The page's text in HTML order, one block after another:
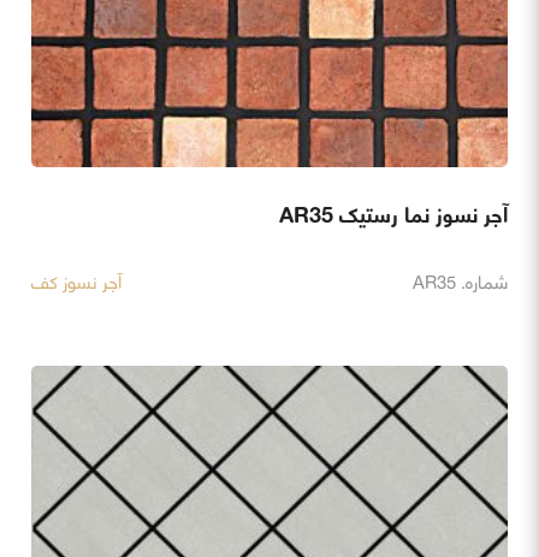
آجر نسوز نما رستیک AR35
شماره. AR35 آجر نسوز کف